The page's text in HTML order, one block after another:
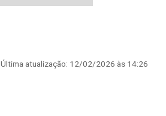
Última atualização: 12/02/2026 às 14:26